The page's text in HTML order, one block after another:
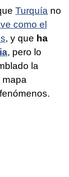
Turquía no
como el
, y que ha
, pero lo
la
mapa